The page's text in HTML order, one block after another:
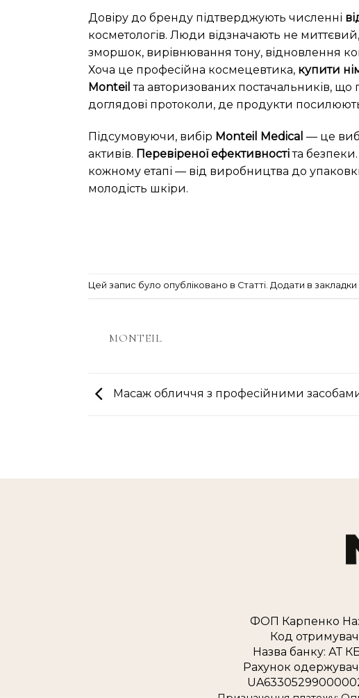
Довіру до бренду підтверджують численні
косметологів. Люди відзначають не
зморшок, вирівнювання тону, відновлення
Хоча це професійна космецевтика, купити
Monteil та авторизованих постачальників, що
доглядові протоколи, де продукти
Підсумовуючи, вибір Monteil Medical — це
активів. Перевіреної ефективностіта безпеки.
кожному етапі — від виробництва до
молодість шкіри.
Цей запис було опубліковано в Статті. Додати в закладки
MONTEIL
Масаж обличчя з професійними
ФОП Карпенко
Код
Назва банку: АТ
Рахунок